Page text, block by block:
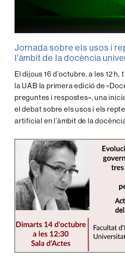
Jornada sobre els usos i
l'àmbit de la docència
El dijous 16 d’octubre, a les 12
la UAB la primera edició de
preguntes i respostes», una
el debat sobre els usos i els
artificial en l’àmbit de la